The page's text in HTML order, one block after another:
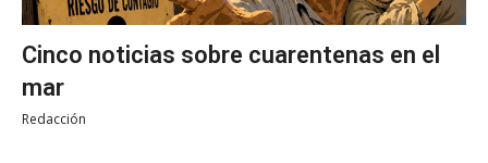
Cinco noticias sobre cuarentenas en el
mar
Redacción